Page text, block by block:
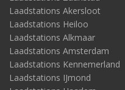
Laadstations Akersloot
Laadstations Heiloo
Laadstations Alkmaar
Laadstations Amsterdam
Laadstations Kennemerland
Laadstations IJmond